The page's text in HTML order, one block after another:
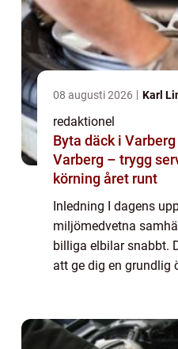
08 augusti 2026 Karl
redaktionel
Byta däck i
Varberg – trygg
körning året runt
Inledning I dagens
miljömedvetna
billiga elbilar snabbt.
att ge dig en grundlig